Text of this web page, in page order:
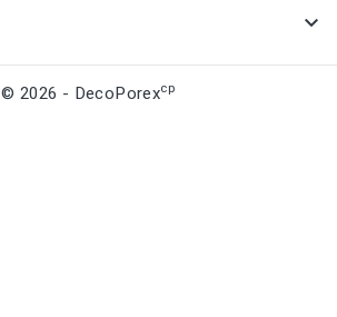

© 2026 - DecoPorexcp